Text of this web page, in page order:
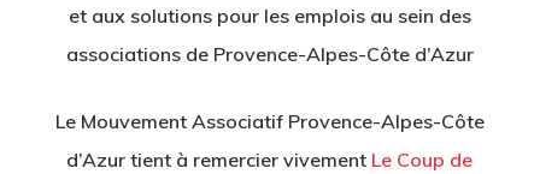
et aux solutions pour les emplois au sein des
associations de Provence-Alpes-Côte d’Azur
Le Mouvement Associatif Provence-Alpes-Côte
d’Azur tient à remercier vivement Le Coup de